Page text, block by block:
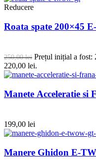
Reducere
Roata spate 200×45
250,00lei Prețul inițial a fost:
220,00 lei.
Manete Acceleratie si
199,00 lei
Manere Ghidon E-